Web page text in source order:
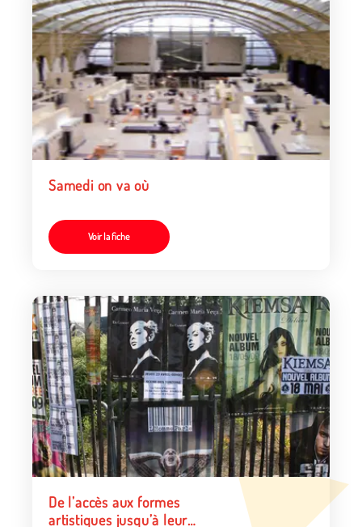
Samedi on va où
Voir la fiche
De l’accès aux formes
artistiques jusqu’à leur